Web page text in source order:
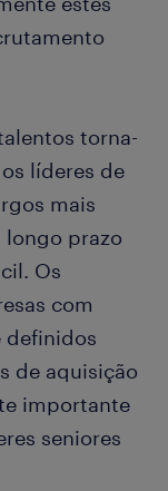
torna-
líderes de
mais
longo prazo
Os
com
definidos
de aquisição
importante
seniores